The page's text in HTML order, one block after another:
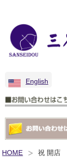
English
HOME 祝 開店